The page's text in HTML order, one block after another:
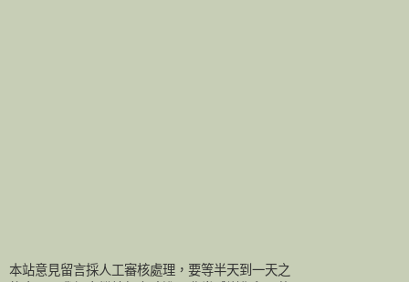
本站意見留言採人工審核處理，要等半天到一天之